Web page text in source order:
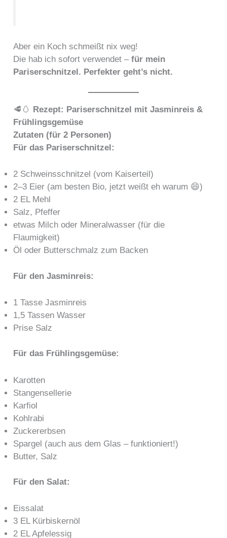
Aber ein Koch schmeißt nix weg!
Die hab ich sofort verwendet –für mein
Pariserschnitzel. Perfekter geht’s nicht.
🥩🥚 Rezept: Pariserschnitzel mit Jasminreis &
Frühlingsgemüse
Zutaten (für 2 Personen)
Für das Pariserschnitzel:
2 Schweinsschnitzel (vom Kaiserteil)
2–3 Eier (am besten Bio, jetzt weißt eh warum 😄)
2 EL Mehl
Salz, Pfeffer
etwas Milch oder Mineralwasser (für die
Flaumigkeit)
Öl oder Butterschmalz zum Backen
Für den Jasminreis:
1 Tasse Jasminreis
1,5 Tassen Wasser
Prise Salz
Für das Frühlingsgemüse:
Karotten
Stangensellerie
Karfiol
Kohlrabi
Zuckererbsen
Spargel (auch aus dem Glas – funktioniert!)
Butter, Salz
Für den Salat:
Eissalat
3 EL Kürbiskernöl
2 EL Apfelessig